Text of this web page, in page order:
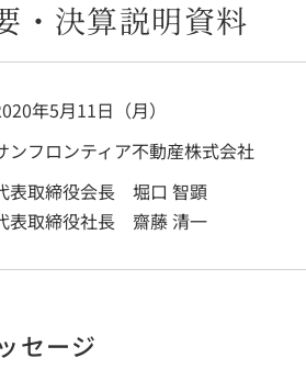
・決算説明資料
年5月11日（月）
ンフロンティア不動産株式会社
表取締役会長 堀口 智顕
表取締役社長 齋藤 清一
セージ